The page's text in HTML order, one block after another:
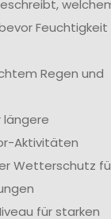
Feuchtigkeit
Regen und
Aktivitäten
Wetterschutz
für starken